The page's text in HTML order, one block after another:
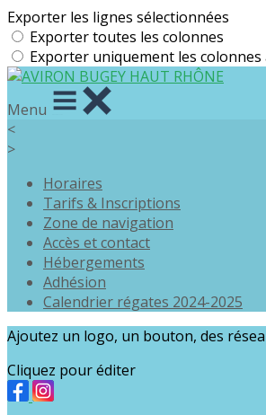
Exporter les lignes sélectionnées
Exporter toutes les colonnes
Exporter uniquement les colonnes
Menu
<
>
Horaires
Tarifs & Inscriptions
Zone de navigation
Accès et contact
Hébergements
Adhésion
Calendrier régates 2024-2025
Ajoutez un logo, un bouton, des
Cliquez pour éditer